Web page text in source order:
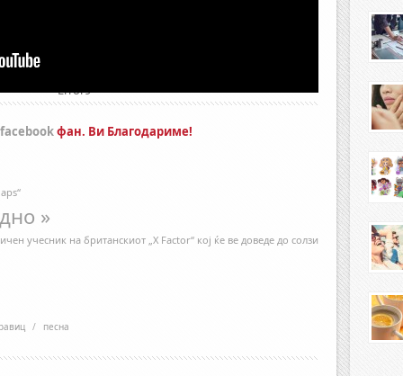
facebookфан. Ви Благодариме!
»
учесник на британскиот „X Factor“ кој ќе ве доведе до солзи
Error9
/ песна